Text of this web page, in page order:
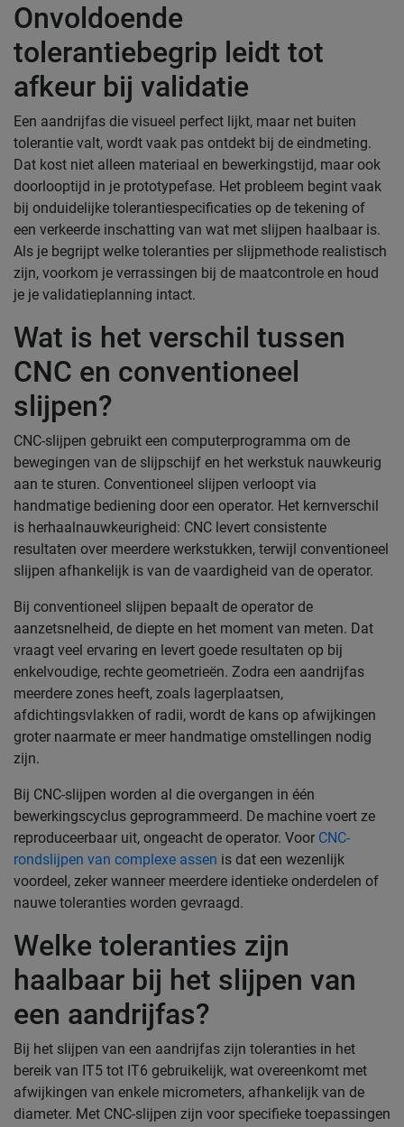
Onvoldoende
tolerantiebegrip leidt tot
afkeur bij validatie
Een aandrijfas die visueel perfect lijkt, maar net buiten
tolerantie valt, wordt vaak pas ontdekt bij de eindmeting.
Dat kost niet alleen materiaal en bewerkingstijd, maar ook
doorlooptijd in je prototypefase. Het probleem begint vaak
bij onduidelijke tolerantiespecificaties op de tekening of
een verkeerde inschatting van wat met slijpen haalbaar is.
Als je begrijpt welke toleranties per slijpmethode realistisch
zijn, voorkom je verrassingen bij de maatcontrole en houd
je je validatieplanning intact.
Wat is het verschil tussen
CNC en conventioneel
slijpen?
CNC-slijpen gebruikt een computerprogramma om de
bewegingen van de slijpschijf en het werkstuk nauwkeurig
aan te sturen. Conventioneel slijpen verloopt via
handmatige bediening door een operator. Het kernverschil
is herhaalnauwkeurigheid: CNC levert consistente
resultaten over meerdere werkstukken, terwijl conventioneel
slijpen afhankelijk is van de vaardigheid van de operator.
Bij conventioneel slijpen bepaalt de operator de
aanzetsnelheid, de diepte en het moment van meten. Dat
vraagt veel ervaring en levert goede resultaten op bij
enkelvoudige, rechte geometrieën. Zodra een aandrijfas
meerdere zones heeft, zoals lagerplaatsen,
afdichtingsvlakken of radii, wordt de kans op afwijkingen
groter naarmate er meer handmatige omstellingen nodig
zijn.
Bij CNC-slijpen worden al die overgangen in één
bewerkingscyclus geprogrammeerd. De machine voert ze
reproduceerbaar uit, ongeacht de operator. Voor CNC-
rondslijpen van complexe assen is dat een wezenlijk
voordeel, zeker wanneer meerdere identieke onderdelen of
nauwe toleranties worden gevraagd.
Welke toleranties zijn
haalbaar bij het slijpen van
een aandrijfas?
Bij het slijpen van een aandrijfas zijn toleranties in het
bereik van IT5 tot IT6 gebruikelijk, wat overeenkomt met
afwijkingen van enkele micrometers, afhankelijk van de
diameter. Met CNC-slijpen zijn voor specifieke toepassingen